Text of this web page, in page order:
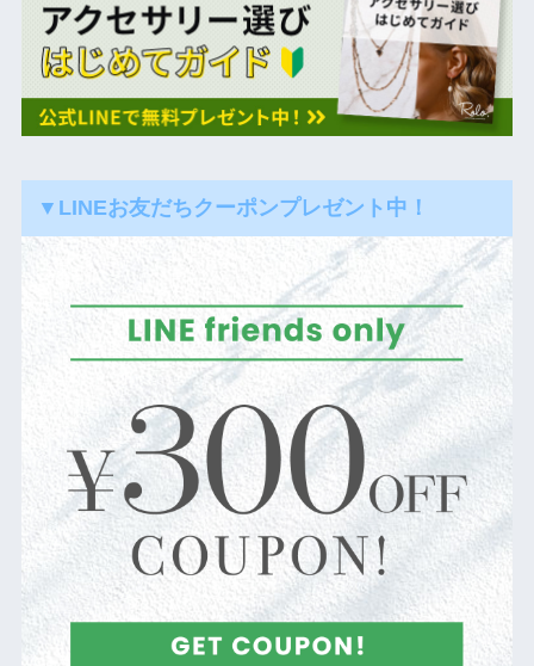
▼LINEお友だちクーポンプレゼント中！